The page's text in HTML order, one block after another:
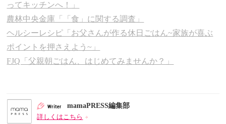
ってキッチンへ！」
農林中央金庫「「食」に関する調査」
ヘルシーレシピ「お父さんが作る休日ごはん~家族が喜ぶ
ポイントを押さえよう~」
FJQ「父親朝ごはん、はじめてみませんか？」
mamaPRESS編集部
詳しくはこちら